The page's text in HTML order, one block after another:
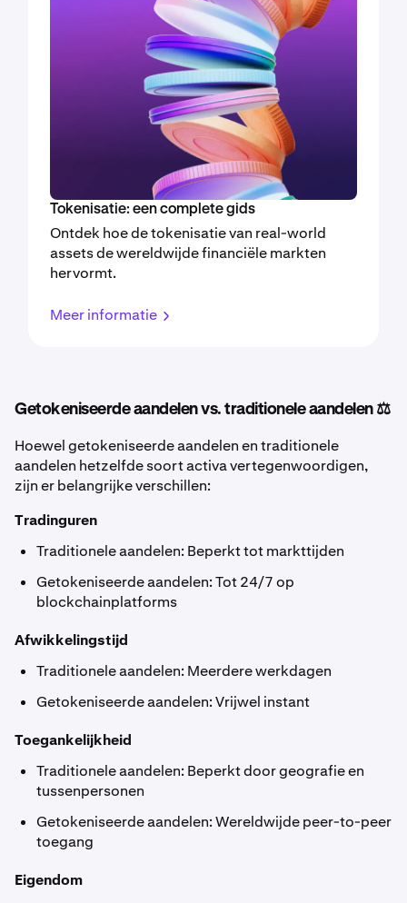
Tokenisatie: een complete gids
Ontdek hoe de tokenisatie van real-world
assets de wereldwijde financiële markten
hervormt.
Meer informatie
Getokeniseerde aandelen vs. traditionele aandelen ⚖️
Hoewel getokeniseerde aandelen en traditionele
aandelen hetzelfde soort activa vertegenwoordigen,
zijn er belangrijke verschillen:
Tradinguren
Traditionele aandelen: Beperkt tot markttijden
Getokeniseerde aandelen: Tot 24/7 op
blockchainplatforms
Afwikkelingstijd
Traditionele aandelen: Meerdere werkdagen
Getokeniseerde aandelen: Vrijwel instant
Toegankelijkheid
Traditionele aandelen: Beperkt door geografie en
tussenpersonen
Getokeniseerde aandelen: Wereldwijde peer-to-peer
toegang
Eigendom